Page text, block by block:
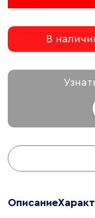
В
Описание